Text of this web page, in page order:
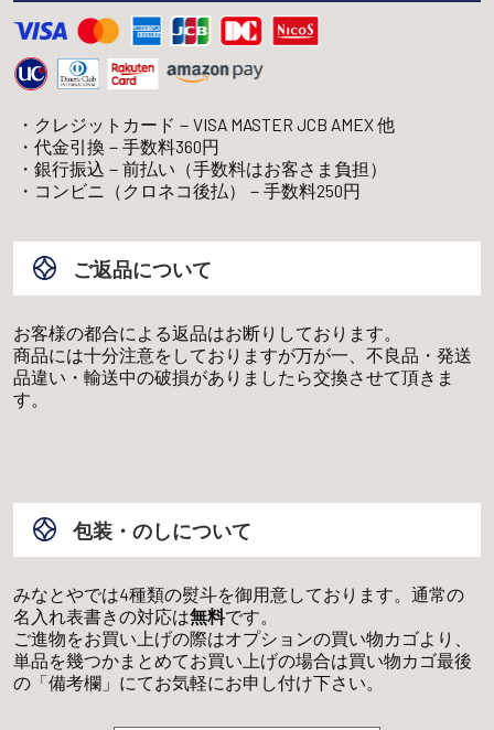
クレジットカード－VISA MASTER JCB AMEX 他
代金引換－手数料360円
銀行振込－前払い（手数料はお客さま負担）
コンビニ（クロネコ後払）－手数料250円
ご返品について
お客様の都合による返品はお断りしております。
商品には十分注意をしておりますが万が一、不良品・発送
品違い・輸送中の破損がありましたら交換させて頂きま
す。
包装・のしについて
みなとやでは4種類の熨斗を御用意しております。通常の
名入れ表書きの対応は無料です。
ご進物をお買い上げの際はオプションの買い物カゴより、
単品を幾つかまとめてお買い上げの場合は買い物カゴ最後
の「備考欄」にてお気軽にお申し付け下さい。